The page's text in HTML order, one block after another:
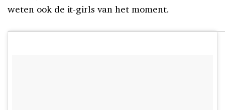
weten ook de it-girls van het moment.